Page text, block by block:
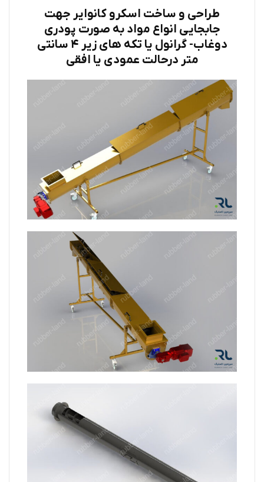
طراحی و ساخت اسکرو کانوایر جهت
جابجایی انواع مواد به صورت پودری
دوغاب- گرانول یا تکه های زیر ۴ سانتی
متر درحالت عمودی یا افقی